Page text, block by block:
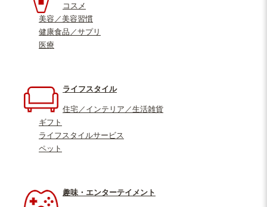
コスメ
美容／美容習慣
健康食品／サプリ
医療
ライフスタイル
住宅／インテリア／生活雑貨
ギフト
ライフスタイルサービス
ペット
趣味・エンターテイメント